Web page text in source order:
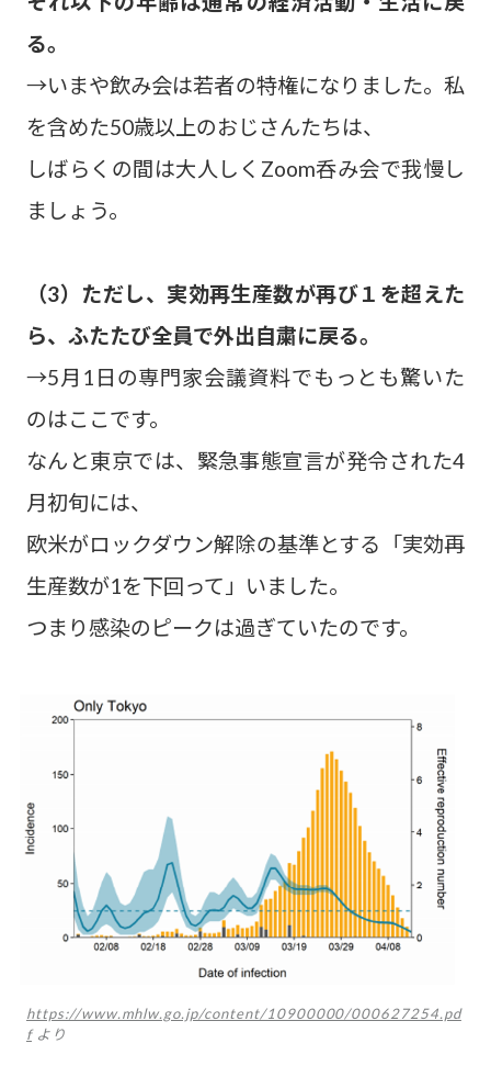
る。
→いまや飲み会は若者の特権になりました。私
を含めた50歳以上のおじさんたちは、
しばらくの間は大人しくZoom呑み会で我慢し
ましょう。
（3）ただし、実効再生産数が再び１を超えた
ら、ふたたび全員で外出自粛に戻る。
→5月1日の専門家会議資料でもっとも驚いた
のはここです。
なんと東京では、緊急事態宣言が発令された4
月初旬には、
欧米がロックダウン解除の基準とする「実効再
生産数が1を下回って」いました。
つまり感染のピークは過ぎていたのです。
https://www.mhlw.go.jp/content/10900000/000627254.pd
f より